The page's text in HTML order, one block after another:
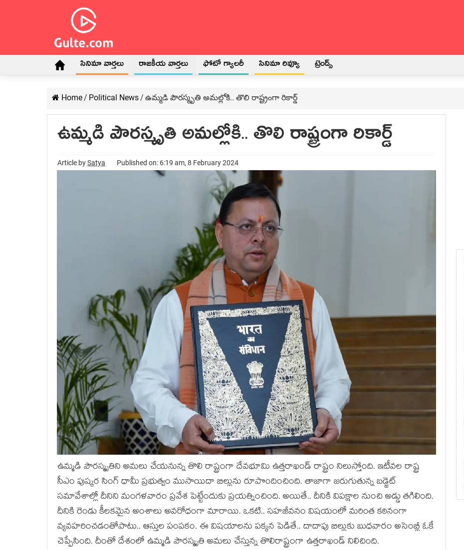
సినిమా వార్తలు రాజకీయ వార్తలు ఫోటో గ్యాలరీ సినిమా రివ్యూ ట్రెండ్స్
Home/ Political News/ ఉమ్మ‌డి పౌర‌స్మృతి అమ‌ల్లోకి.. తొలి రాష్ట్రంగా రికార్డ్‌
ఉమ్మ‌డి పౌర‌స్మృతి అమ‌ల్లోకి.. తొలి రాష్ట్రంగా రికార్డ్‌
Article bySatya Published on: 6:19 am, 8 February 2024
ఉమ్మ‌డి పౌర‌స్మృతిని అమ‌లు చేయ‌నున్న తొలి రాష్ట్రంగా దేవ‌భూమి ఉత్త‌రాఖండ్ రాష్ట్రం నిలుస్తోంది. ఇటీవ‌ల రాష్ట్ర
సీఎం పుష్క‌ర సింగ్ ధామీ ప్ర‌భుత్వం ముసాయిదా బిల్లును రూపొందించింది. తాజాగా జ‌రుగుతున్న బ‌డ్జెట్
స‌మావేశాల్లో దీనిని మంగ‌ళ‌వారం ప్ర‌వేశ పెట్టేందుకు ప్ర‌య‌త్నించింది. అయితే.. దీనికి విప‌క్షాల నుంచి అడ్డు త‌గిలింది.
దీనికి రెండు కీల‌క‌మైన అంశాలు అవ‌రోధంగా మారాయి. ఒక‌టి.. స‌హ‌జీవ‌నం విష‌యంలో మ‌రింత క‌ఠినంగా
వ్య‌వ‌హ‌రించ‌డంతోపాటు.. ఆస్తుల పంప‌కం. ఈ విష‌యాల‌ను ప‌క్క‌న పెడితే.. దాదాపు బిల్లుకు బుధ‌వారం అసెంబ్లీ ఓకే
చెప్పేసింది. దీంతో దేశంలో ఉమ్మ‌డి పౌర‌స్మృతి అమ‌లు చేస్తున్న తొలిరాష్ట్రంగా ఉత్త‌రాఖండ్ నిలిచింది.